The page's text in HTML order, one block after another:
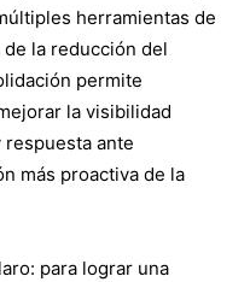
herramientas de
la reducción del
permite
la visibilidad
ante
más proactiva de la
para lograr una